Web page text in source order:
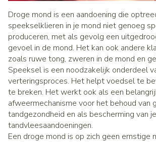
Droge mond is een aandoening die
speekselklieren in je mond niet genoeg
produceren, met als gevolg een
gevoel in de mond. Het kan ook andere
zoals ruwe tong, zweren in de mond en
Speeksel is een noodzakelijk onderdeel
verteringsproces. Het helpt voedsel te
te breken. Het werkt ook als een
afweermechanisme voor het behoud van
tandgezondheid en als bescherming van
tandvleesaandoeningen.
Een droge mond is op zich geen ernstige